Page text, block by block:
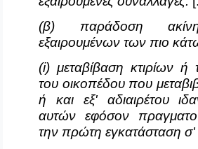
(β) παράδοση
εξαιρουμένων των πιο
(i) μεταβίβαση κτιρίων ή
του οικοπέδου που
ή και εξ' αδιαιρέτου
αυτών εφόσον
την πρώτη εγκατάσταση σ'